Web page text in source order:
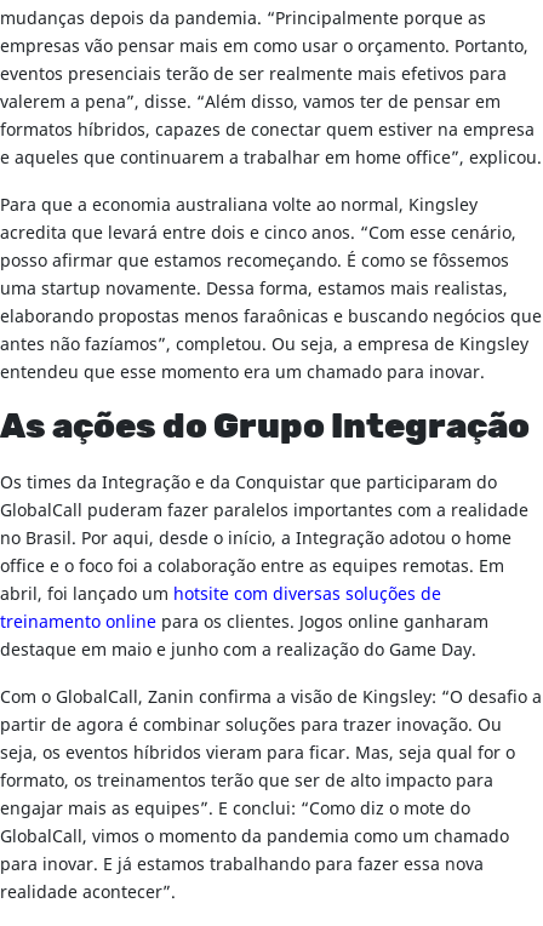
mudanças depois da pandemia. “Principalmente porque as
empresas vão pensar mais em como usar o orçamento. Portanto,
eventos presenciais terão de ser realmente mais efetivos para
valerem a pena”, disse. “Além disso, vamos ter de pensar em
formatos híbridos, capazes de conectar quem estiver na empresa
e aqueles que continuarem a trabalhar em home office”, explicou.
Para que a economia australiana volte ao normal, Kingsley
acredita que levará entre dois e cinco anos. “Com esse cenário,
posso afirmar que estamos recomeçando. É como se fôssemos
uma startup novamente. Dessa forma, estamos mais realistas,
elaborando propostas menos faraônicas e buscando negócios que
antes não fazíamos”, completou. Ou seja, a empresa de Kingsley
entendeu que esse momento era um chamado para inovar.
As ações do Grupo Integração
Os times da Integração e da Conquistar que participaram do
GlobalCall puderam fazer paralelos importantes com a realidade
no Brasil. Por aqui, desde o início, a Integração adotou o home
office e o foco foi a colaboração entre as equipes remotas. Em
abril, foi lançado um hotsite com diversas soluções de
treinamento online para os clientes. Jogos online ganharam
destaque em maio e junho com a realização do Game Day.
Com o GlobalCall, Zanin confirma a visão de Kingsley: “O desafio a
partir de agora é combinar soluções para trazer inovação. Ou
seja, os eventos híbridos vieram para ficar. Mas, seja qual for o
formato, os treinamentos terão que ser de alto impacto para
engajar mais as equipes”. E conclui: “Como diz o mote do
GlobalCall, vimos o momento da pandemia como um chamado
para inovar. E já estamos trabalhando para fazer essa nova
realidade acontecer”.